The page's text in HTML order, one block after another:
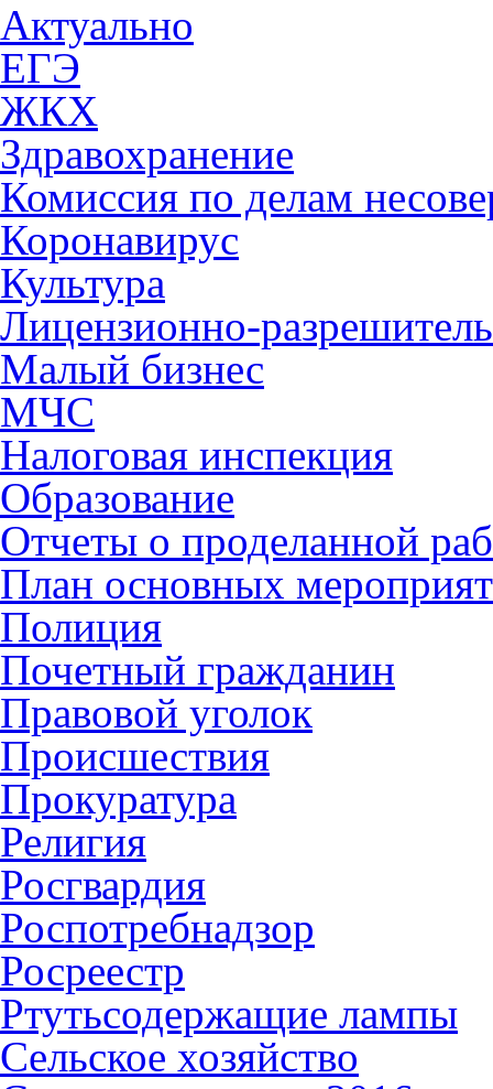
Актуально
ЕГЭ
ЖКХ
Здравохранение
Комиссия по делам
Коронавирус
Культура
Лицензионно-
Малый бизнес
МЧС
Налоговая инспекция
Образование
Отчеты о проделанной
План основных
Полиция
Почетный гражданин
Правовой уголок
Происшествия
Прокуратура
Религия
Росгвардия
Роспотребнадзор
Росреестр
Ртутьсодержащие лампы
Сельское хозяйство